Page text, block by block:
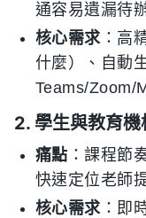
通容易遺漏待
核心需求：高
什麼）、自動
Teams/Zoom/
2. 學生與教育機
痛點 ：課程節
快速定位老師
核心需求：即